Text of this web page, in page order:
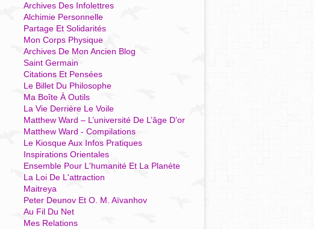
Archives Des Infolettres
Alchimie Personnelle
Partage Et Solidarités
Mon Corps Physique
Archives De Mon Ancien Blog
Saint Germain
Citations Et Pensées
Le Billet Du Philosophe
Ma Boîte À Outils
La Vie Derrière Le Voile
Matthew Ward – L’université De L’âge D’or
Matthew Ward - Compilations
Le Kiosque Aux Infos Pratiques
Inspirations Orientales
Ensemble Pour L'humanité Et La Planète
La Loi De L'attraction
Maitreya
Peter Deunov Et O. M. Aïvanhov
Au Fil Du Net
Mes Relations